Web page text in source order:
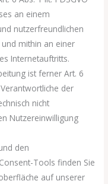
an einem
nutzerfreundlichen
mithin an einer
Internetauftritts.
ist ferner Art. 6
der
nicht
Nutzereinwilligung
den
Tools finden Sie
auf unserer